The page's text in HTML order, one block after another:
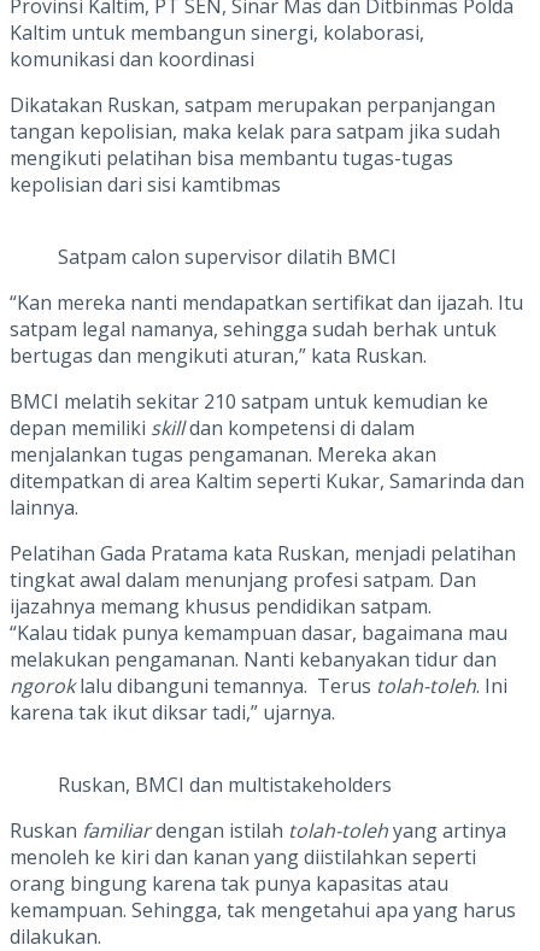
Provinsi Kaltim, PT SEN, Sinar Mas dan Ditbinmas Polda
Kaltim untuk membangun sinergi, kolaborasi,
komunikasi dan koordinasi
Dikatakan Ruskan, satpam merupakan perpanjangan
tangan kepolisian, maka kelak para satpam jika sudah
mengikuti pelatihan bisa membantu tugas-tugas
kepolisian dari sisi kamtibmas
Satpam calon supervisor dilatih BMCI
“Kan mereka nanti mendapatkan sertifikat dan ijazah. Itu
satpam legal namanya, sehingga sudah berhak untuk
bertugas dan mengikuti aturan,” kata Ruskan.
BMCI melatih sekitar 210 satpam untuk kemudian ke
depan memiliki skilldan kompetensi di dalam
menjalankan tugas pengamanan. Mereka akan
ditempatkan di area Kaltim seperti Kukar, Samarinda dan
lainnya.
Pelatihan Gada Pratama kata Ruskan, menjadi pelatihan
tingkat awal dalam menunjang profesi satpam. Dan
ijazahnya memang khusus pendidikan satpam.
“Kalau tidak punya kemampuan dasar, bagaimana mau
melakukan pengamanan. Nanti kebanyakan tidur dan
ngoroklalu dibanguni temannya. Terus tolah-toleh. Ini
karena tak ikut diksar tadi,” ujarnya.
Ruskan, BMCI dan multistakeholders
Ruskan familiardengan istilah tolah-tolehyang artinya
menoleh ke kiri dan kanan yang diistilahkan seperti
orang bingung karena tak punya kapasitas atau
kemampuan. Sehingga, tak mengetahui apa yang harus
dilakukan.